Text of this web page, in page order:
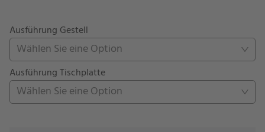
Ausführung Gestell
Wählen Sie eine Option
Ausführung Tischplatte
Wählen Sie eine Option